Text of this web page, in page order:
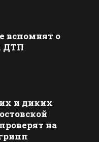
вспомнят о
ДТП
и диких
на